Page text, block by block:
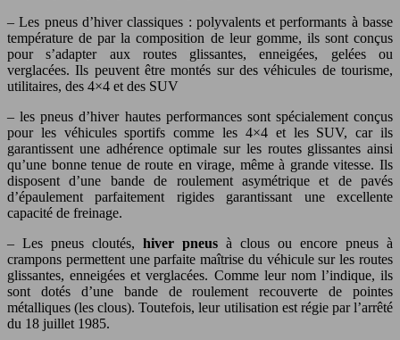
– Les pneus d’hiver classiques : polyvalents et performants à basse
température de par la composition de leur gomme, ils sont conçus
pour s’adapter aux routes glissantes, enneigées, gelées ou
verglacées. Ils peuvent être montés sur des véhicules de tourisme,
utilitaires, des 4×4 et des SUV
– les pneus d’hiver hautes performances sont spécialement conçus
pour les véhicules sportifs comme les 4×4 et les SUV, car ils
garantissent une adhérence optimale sur les routes glissantes ainsi
qu’une bonne tenue de route en virage, même à grande vitesse. Ils
disposent d’une bande de roulement asymétrique et de pavés
d’épaulement parfaitement rigides garantissant une excellente
capacité de freinage.
– Les pneus cloutés, hiver pneus à clous ou encore pneus à
crampons permettent une parfaite maîtrise du véhicule sur les routes
glissantes, enneigées et verglacées. Comme leur nom l’indique, ils
sont dotés d’une bande de roulement recouverte de pointes
métalliques (les clous). Toutefois, leur utilisation est régie par l’arrêté
du 18 juillet 1985.